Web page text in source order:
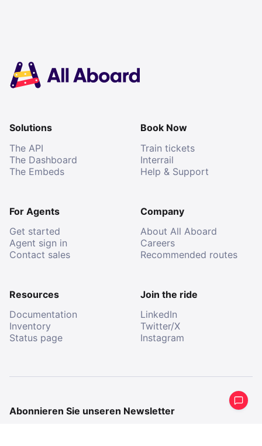
Solutions
The API
The Dashboard
The Embeds
Book Now
Train tickets
Interrail
Help & Support
For Agents
Get started
Agent sign in
Contact sales
Company
About All Aboard
Careers
Recommended routes
Resources
Documentation
Inventory
Status page
Join the ride
LinkedIn
Twitter/X
Instagram
Abonnieren Sie unseren Newsletter